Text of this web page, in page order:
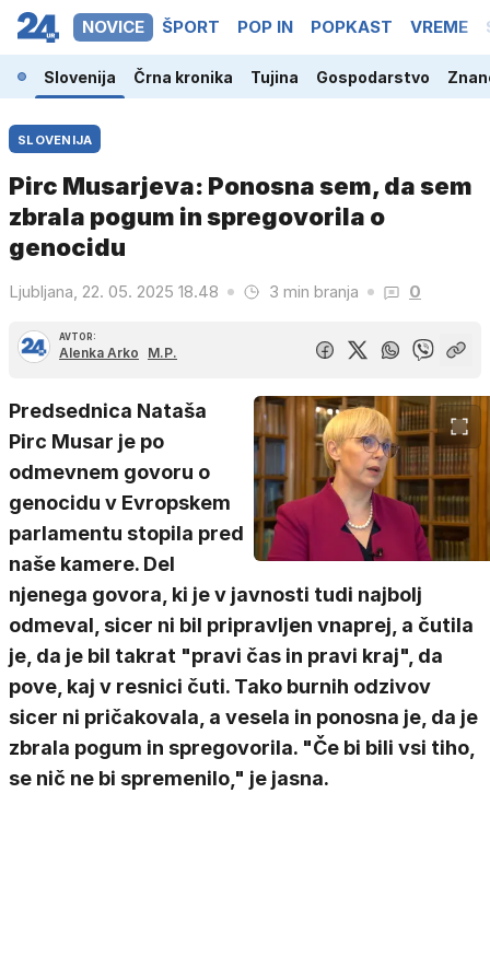
NOVICE ŠPORT POP IN POPKAST VREME
Slovenija Črna kronika Tujina Gospodarstvo
SLOVENIJA
Pirc Musarjeva: Ponosna sem, da sem
zbrala pogum in spregovorila o
genocidu
Ljubljana, 22. 05. 2025 18.48 3 min branja 0
AVTOR:
Alenka Arko M.P.
Predsednica Nataša
Pirc Musar je po
odmevnem govoru o
genocidu v Evropskem
parlamentu stopila pred
naše kamere. Del
njenega govora, ki je v javnosti tudi najbolj
odmeval, sicer ni bil pripravljen vnaprej, a čutila
je, da je bil takrat "pravi čas in pravi kraj", da
pove, kaj v resnici čuti. Tako burnih odzivov
sicer ni pričakovala, a vesela in ponosna je, da je
zbrala pogum in spregovorila. "Če bi bili vsi tiho,
se nič ne bi spremenilo," je jasna.